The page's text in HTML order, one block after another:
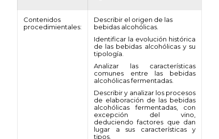
Contenidos
procedimientales:
Describir el origen de las
bebidas alcohólicas.
Identificar la evolución histórica
de las bebidas alcohólicas y su
tipología.
Analizar las características
comunes entre las bebidas
alcohólicas fermentadas.
Describir y analizar los procesos
de elaboración de las bebidas
alcohólicas fermentadas, con
excepción del vino,
deduciendo factores que dan
lugar a sus características y
tipos.